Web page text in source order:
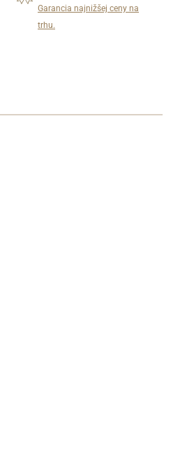
Garancia najnižšej ceny na
trhu.